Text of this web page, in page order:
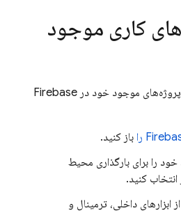
کاری موجود
موجود خود در Firebase
را باز کنید.
را برای بارگذاری محیط
انتخاب کنید.
ابزارهای داخلی، ترمینال و